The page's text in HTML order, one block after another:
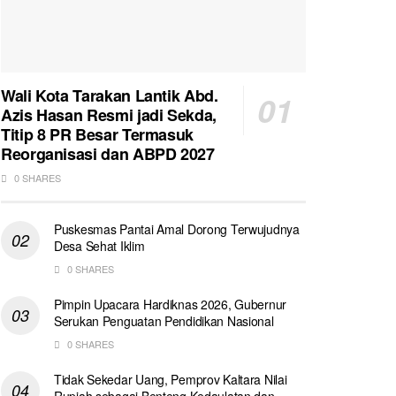
Wali Kota Tarakan Lantik Abd.
Azis Hasan Resmi jadi Sekda,
Titip 8 PR Besar Termasuk
Reorganisasi dan ABPD 2027
0 SHARES
Puskesmas Pantai Amal Dorong Terwujudnya
Desa Sehat Iklim
0 SHARES
Pimpin Upacara Hardiknas 2026, Gubernur
Serukan Penguatan Pendidikan Nasional
0 SHARES
Tidak Sekedar Uang, Pemprov Kaltara Nilai